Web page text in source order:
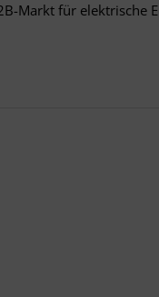
Markt für elektrische